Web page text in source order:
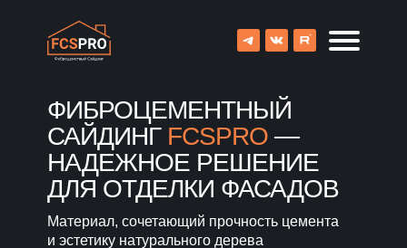
ФИБРОЦЕМЕНТНЫЙ
САЙДИНГFCSPRO —
НАДЕЖНОЕ РЕШЕНИЕ
ДЛЯ ОТДЕЛКИ ФАСАДОВ
Материал, сочетающий прочность цемента
и эстетику натурального дерева